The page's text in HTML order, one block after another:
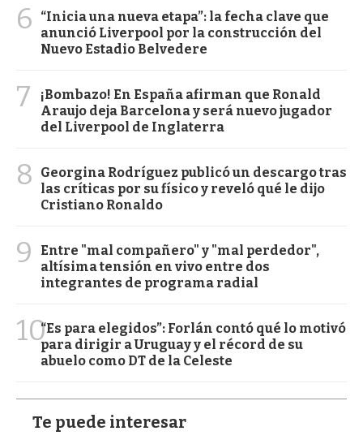
6
“Inicia una nueva etapa”: la fecha clave que
anunció Liverpool por la construcción del
Nuevo Estadio Belvedere
7
¡Bombazo! En España afirman que Ronald
Araujo deja Barcelona y será nuevo jugador
del Liverpool de Inglaterra
8
Georgina Rodríguez publicó un descargo tras
las críticas por su físico y reveló qué le dijo
Cristiano Ronaldo
9
Entre "mal compañero" y "mal perdedor",
altísima tensión en vivo entre dos
integrantes de programa radial
10“Es para elegidos”: Forlán contó qué lo motivó
para dirigir a Uruguay y el récord de su
abuelo como DT de la Celeste
Te puede interesar